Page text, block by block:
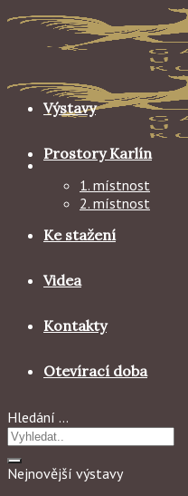
Skip
content
Výstavy
Prostory Karlín
1. místnost
2. místnost
Ke stažení
Videa
Kontakty
Otevírací doba
Hledání …
Nejnovější výstavy